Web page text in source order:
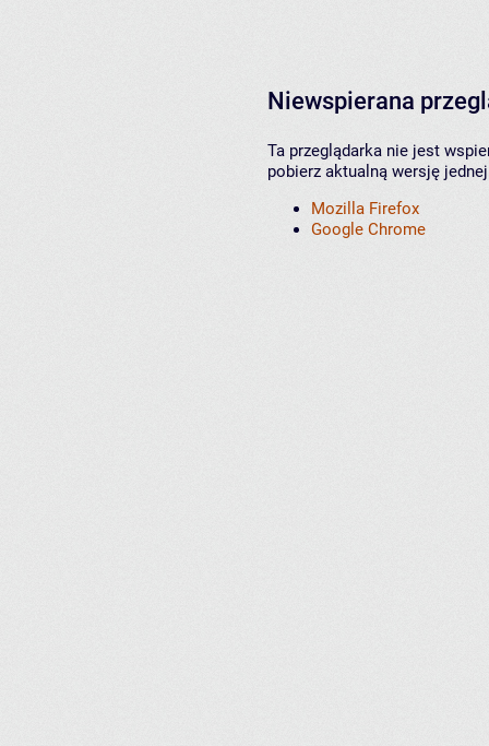
Niewspierana
Ta przeglądarka nie jest
pobierz aktualną wersję
Mozilla Firefox
Google Chrome